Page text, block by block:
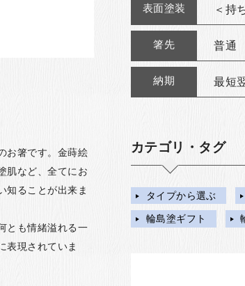
お箸です。金蒔絵
肌など、全てにお
知ることが出来ま
とも情緒溢れる一
表現されていま
表面塗装 ＜持
箸先 普通
納期 最短
カテゴリ・タグ
タイプから選ぶ
輪島塗ギフト